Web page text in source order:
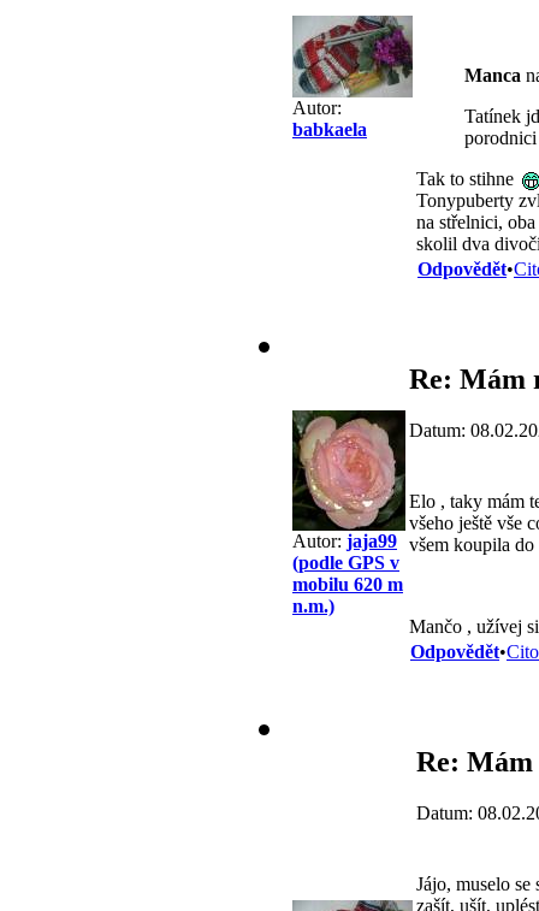
Autor:
babkaela
Manca
Tatínek
Tak to stihne
Tonypuberty
na střelnici,
skolil dva
Odpovědět•
Autor: jaja99
(podle GPS v
mobilu 620 m
n.m.)
Re: Mám
Datum:
Elo , taky mám
všeho ještě vše
všem koupila
Mančo , užívej
Odpovědět•
Re: Mám
Datum:
Jájo, muselo
zašít, ušít,